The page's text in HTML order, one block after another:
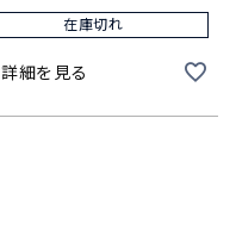
在庫切れ
詳細を見る